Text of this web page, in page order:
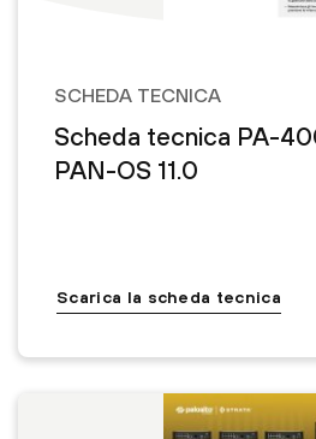
SCHEDA TECNICA
Scheda tecnica PA-
PAN-OS 11.0
Scarica la scheda tecnica